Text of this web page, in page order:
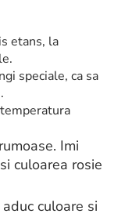
etans, la
speciale, ca sa
Imi
culoarea rosie
culoare si